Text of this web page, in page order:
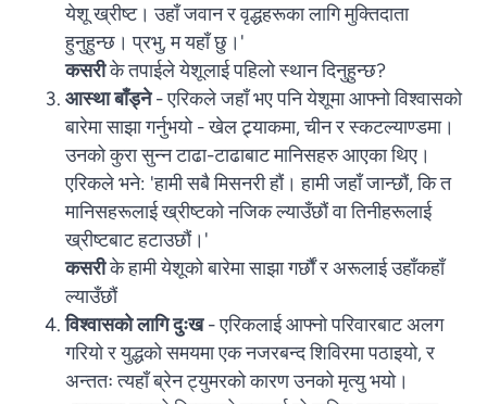
येशू ख्रीष्ट। उहाँ जवान र वृद्धहरूका लागि मुक्तिदाता
हुनुहुन्छ। प्रभु, म यहाँ छु।'
कसरीके तपाईले येशूलाई पहिलो स्थान दिनुहुन्छ?
आस्था बाँड्ने- एरिकले जहाँ भए पनि येशूमा आफ्नो विश्वासको
बारेमा साझा गर्नुभयो - खेल ट्र्याकमा, चीन र स्कटल्याण्डमा।
उनको कुरा सुन्न टाढा-टाढाबाट मानिसहरु आएका थिए।
एरिकले भने: 'हामी सबै मिसनरी हौं। हामी जहाँ जान्छौं, कि त
मानिसहरूलाई ख्रीष्टको नजिक ल्याउँछौं वा तिनीहरूलाई
ख्रीष्टबाट हटाउछौं।'
कसरीके हामी येशूको बारेमा साझा गर्छौं र अरूलाई उहाँकहाँ
ल्याउँछौं
विश्वासको लागि दुःख- एरिकलाई आफ्नो परिवारबाट अलग
गरियो र युद्धको समयमा एक नजरबन्द शिविरमा पठाइयो, र
अन्ततः त्यहाँ ब्रेन ट्युमरको कारण उनको मृत्यु भयो।